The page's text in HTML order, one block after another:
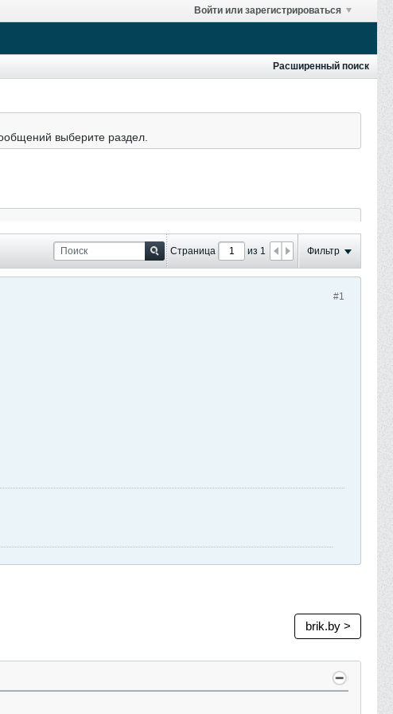
Войти или зарегистрироваться
Расширенный поиск
выберите раздел.
Страница из 1 Фильтр
#1
brik.by >